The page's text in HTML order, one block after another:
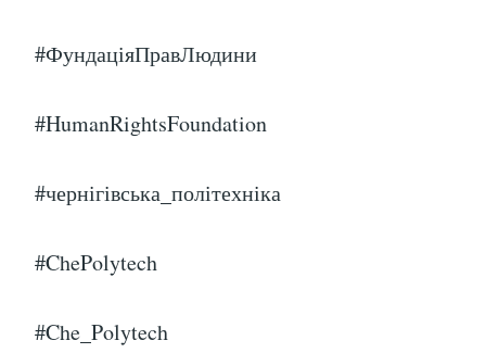
#ФундаціяПравЛюдини
#HumanRightsFoundation
#чернігівська_політехніка
#ChePolytech
#Che_Polytech